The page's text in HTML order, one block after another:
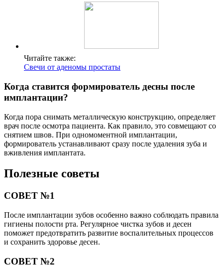
Читайте также:
Свечи от аденомы простаты
Когда ставится формирователь десны после
имплантации?
Когда пора снимать металлическую конструкцию, определяет
врач после осмотра пациента. Как правило, это совмещают со
снятием швов. При одномоментной имплантации,
формирователь устанавливают сразу после удаления зуба и
вживления имплантата.
Полезные советы
СОВЕТ №1
После имплантации зубов особенно важно соблюдать правила
гигиены полости рта. Регулярное чистка зубов и десен
поможет предотвратить развитие воспалительных процессов
и сохранить здоровье десен.
СОВЕТ №2